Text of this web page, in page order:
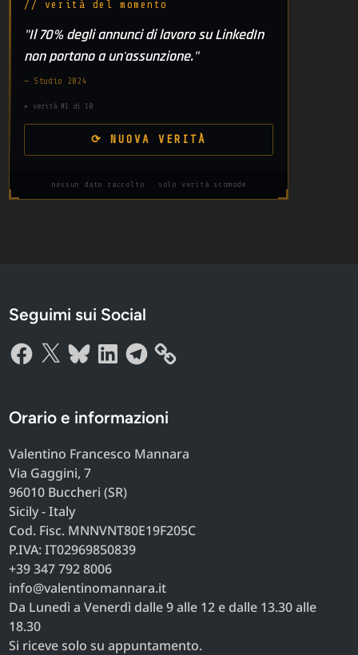
// verità del momento
"Il 70% degli annunci di lavoro su LinkedIn
non portano a un'assunzione."
— Studio 2024
▸ verità #1 di 10
⟳ NUOVA VERITÀ
nessun dato raccolto · solo verità scomode
Seguimi sui Social
Facebook
X BlueskyLinkedInTelegram
Orario e informazioni
Valentino Francesco Mannara
Via Gaggini, 7
96010 Buccheri (SR)
Sicily - Italy
Cod. Fisc. MNNVNT80E19F205C
P.IVA: IT02969850839
+39 347 792 8006
info@valentinomannara.it
Da Lunedì a Venerdì dalle 9 alle 12 e dalle 13.30 alle
18.30
Si riceve solo su appuntamento.